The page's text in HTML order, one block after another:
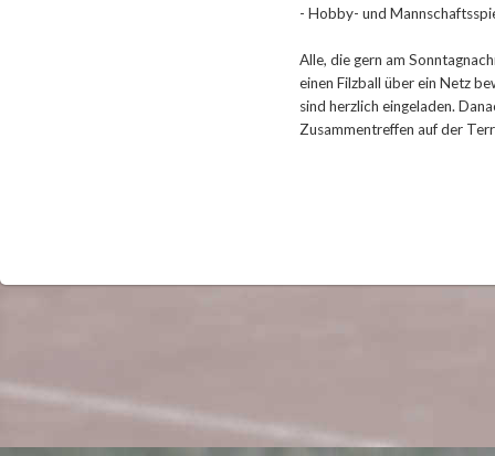
- Hobby- und
Alle, die gern am
einen Filzball über ein Netz
sind herzlich eingeladen.
Zusammentreffen auf der